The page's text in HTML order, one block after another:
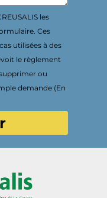
les
Ces
utilisées à des
le règlement
ou
demande (En